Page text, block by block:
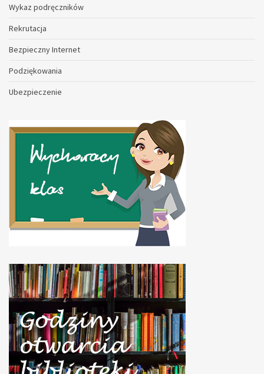
Wykaz podręczników
Rekrutacja
Bezpieczny Internet
Podziękowania
Ubezpieczenie